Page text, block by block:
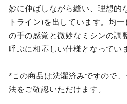
妙に伸ばしながら縫い、理想的
トライン)を出しています。均
の手の感覚と微妙なミシンの調
呼ぶに相応しい仕様となってい
*この商品は洗濯済みですので
法をご確認いただけます。